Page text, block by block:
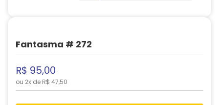
Fantasma # 272
R$ 95,00
ou 2x de R$ 47,50